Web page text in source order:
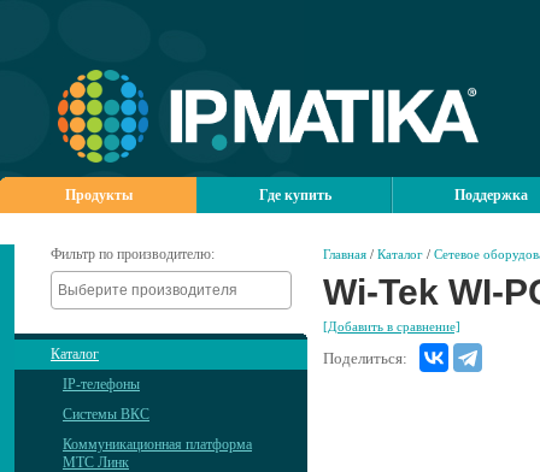
Продукты Где купить Поддержка
Фильтр по производителю:
Каталог
IP-телефоны
Системы ВКС
Коммуникационная платформа
МТС Линк
Главная / Каталог / Сетевое
Wi-Tek WI-
[Добавить в сравнение]
Поделиться: